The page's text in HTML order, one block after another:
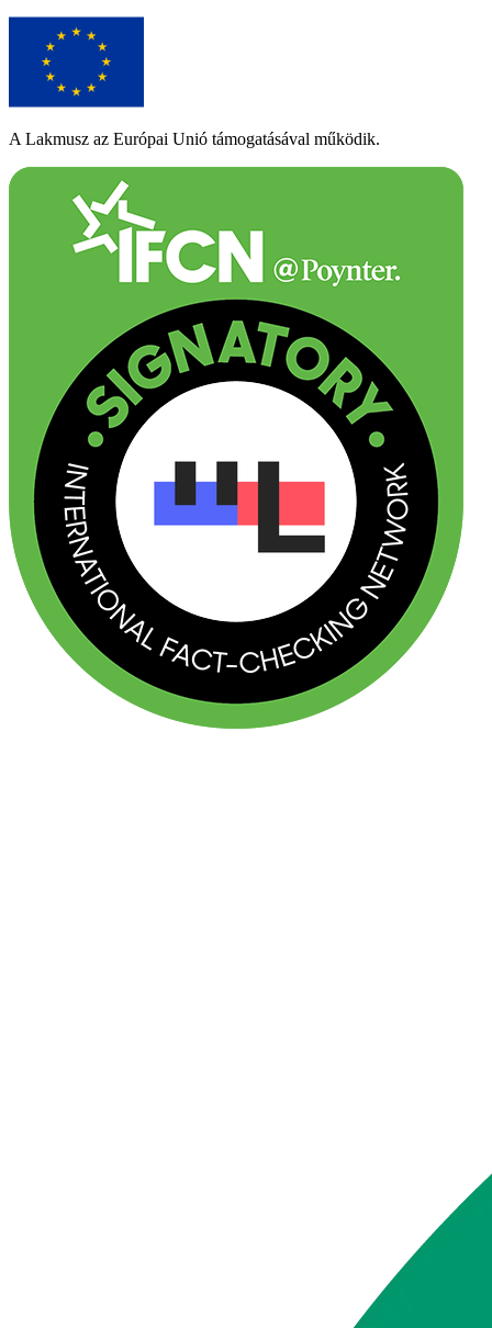
A Lakmusz az Európai Unió támogatásával működik.